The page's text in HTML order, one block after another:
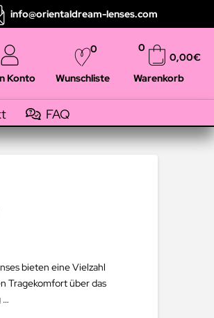
info@orientaldream-lenses.com
Konto Wunschliste
0
Warenkorb
0,00€
0
FAQ
bieten eine Vielzahl
Tragekomfort über das
…